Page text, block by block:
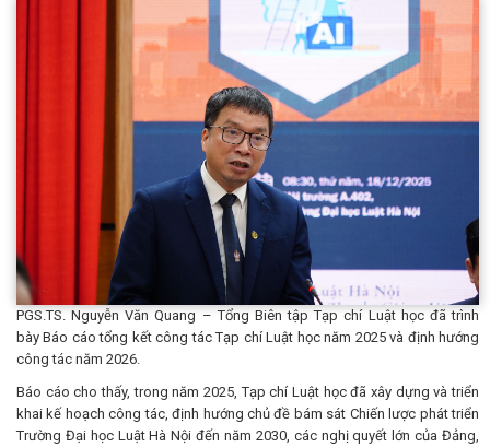
PGS.TS. Nguyễn Văn Quang – Tổng Biên tập Tạp chí Luật học đã trình
bày Báo cáo tổng kết công tác Tạp chí Luật học năm 2025 và định hướng
công tác năm 2026.
Báo cáo cho thấy, trong năm 2025, Tạp chí Luật học đã xây dựng và triển
khai kế hoạch công tác, định hướng chủ đề bám sát Chiến lược phát triển
Trường Đại học Luật Hà Nội đến năm 2030, các nghị quyết lớn của Đảng,